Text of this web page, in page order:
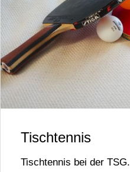
Tischtennis
Tischtennis bei der TSG.